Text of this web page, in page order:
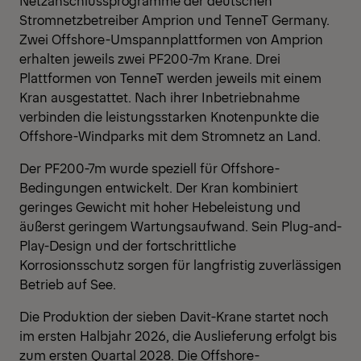
Stromnetzbetreiber Amprion und TenneT Germany.
Zwei Offshore-Umspannplattformen von Amprion
erhalten jeweils zwei PF200-7m Krane. Drei
Plattformen von TenneT werden jeweils mit einem
Kran ausgestattet. Nach ihrer Inbetriebnahme
verbinden die leistungsstarken Knotenpunkte die
Offshore-Windparks mit dem Stromnetz an Land.
Der PF200-7m wurde speziell für Offshore-
Bedingungen entwickelt. Der Kran kombiniert
geringes Gewicht mit hoher Hebeleistung und
äußerst geringem Wartungsaufwand. Sein Plug-and-
Play-Design und der fortschrittliche
Korrosionsschutz sorgen für langfristig zuverlässigen
Betrieb auf See.
Die Produktion der sieben Davit-Krane startet noch
im ersten Halbjahr 2026, die Auslieferung erfolgt bis
zum ersten Quartal 2028. Die Offshore-